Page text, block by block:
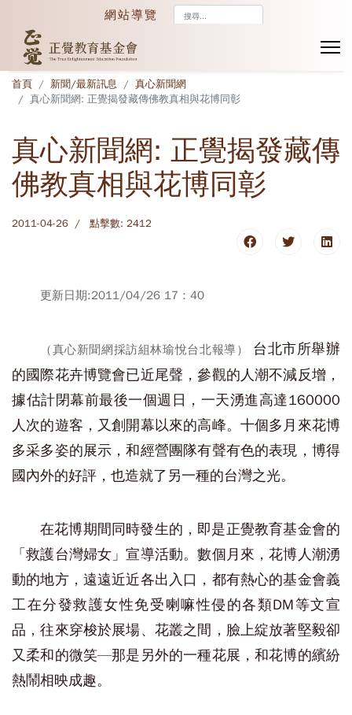
網站導覽
首頁 新聞/最新訊息
真心新聞網
真心新聞網: 正覺揭發藏傳佛教真相與花博同彰
真心新聞網: 正覺揭發藏傳
佛教真相與花博同彰
2011-04-26 點擊數: 2412
更新日期:2011/04/26 17：40
（真心新聞網採訪組林瑜悅台北報導）
台北市所舉辦
的國際花卉博覽會已近尾聲，參觀的人潮不減反增，
據估計閉幕前最後一個週日，一天湧進高達160000
人次的遊客，又創開幕以來的高峰。十個多月來花博
多采多姿的展示，和經營團隊有聲有色的表現，博得
國內外的好評，也造就了另一種的台灣之光。
在花博期間同時發生的，即是正覺教育基金會的
「救護台灣婦女」宣導活動。數個月來，花博人潮湧
動的地方，遠遠近近各出入口，都有熱心的基金會義
工在分發救護女性免受喇嘛性侵的各類DM等文宣
品，往來穿梭於展場、花叢之間，臉上綻放著堅毅卻
又柔和的微笑—那是另外的一種花展，和花博的繽紛
熱鬧相映成趣。